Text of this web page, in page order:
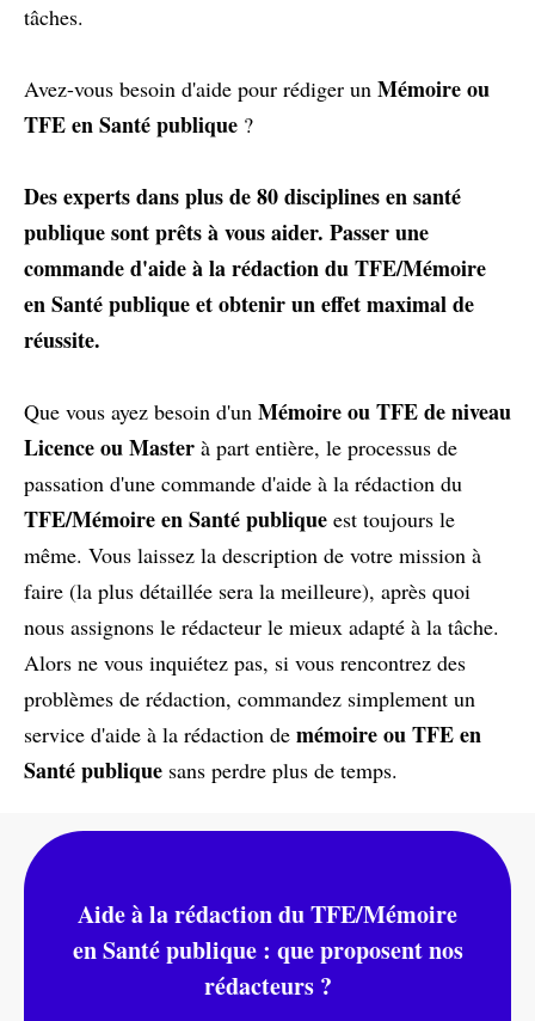
tâches.
Avez-vous besoin d'aide pour rédiger un Mémoire ou
TFE en Santé publique ?
Des experts dans plus de 80 disciplines en santé
publique sont prêts à vous aider. Passer une
commande d'aide à la rédaction du TFE/Mémoire
en Santé publique et obtenir un effet maximal de
réussite.
Que vous ayez besoin d'un Mémoire ou TFE de niveau
Licence ou Master à part entière, le processus de
passation d'une commande d'aide à la rédaction du
TFE/Mémoire en Santé publique est toujours le
même. Vous laissez la description de votre mission à
faire (la plus détaillée sera la meilleure), après quoi
nous assignons le rédacteur le mieux adapté à la tâche.
Alors ne vous inquiétez pas, si vous rencontrez des
problèmes de rédaction, commandez simplement un
service d'aide à la rédaction de mémoire ou TFE en
Santé publique sans perdre plus de temps.
Aide à la rédaction du TFE/Mémoire
en Santé publique : que proposent nos
rédacteurs ?